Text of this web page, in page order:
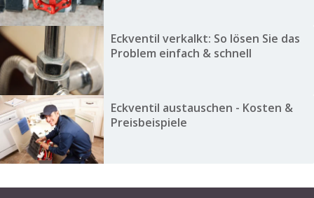
Eckventil verkalkt: So lösen Sie das
Problem einfach & schnell
Eckventil austauschen - Kosten &
Preisbeispiele